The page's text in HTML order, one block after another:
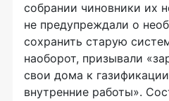
собрании чиновники их
не предупреждали о
сохранить старую
наоборот, призывали
свои дома к
внутренние работы».